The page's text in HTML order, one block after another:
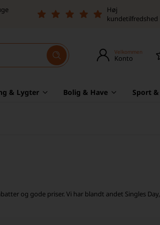
Høj
kundetilfredshed
Velkommen
Konto
& Lygter Bolig & Have Sport
og gode priser. Vi har blandt andet Singles